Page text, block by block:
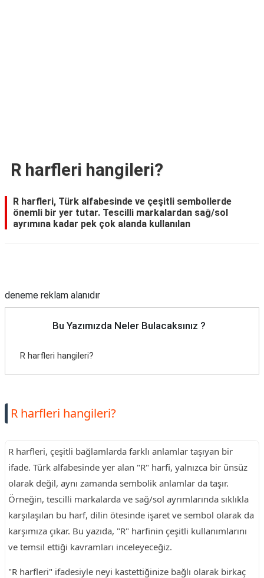
R harfleri hangileri?
R harfleri, Türk alfabesinde ve çeşitli sembollerde
önemli bir yer tutar. Tescilli markalardan sağ/sol
ayrımına kadar pek çok alanda kullanılan
deneme reklam alanıdır
Bu Yazımızda Neler Bulacaksınız ?
R harfleri hangileri?
R harfleri hangileri?
R harfleri, çeşitli bağlamlarda farklı anlamlar taşıyan bir
ifade. Türk alfabesinde yer alan "R" harfi, yalnızca bir ünsüz
olarak değil, aynı zamanda sembolik anlamlar da taşır.
Örneğin, tescilli markalarda ve sağ/sol ayrımlarında sıklıkla
karşılaşılan bu harf, dilin ötesinde işaret ve sembol olarak da
karşımıza çıkar. Bu yazıda, "R" harfinin çeşitli kullanımlarını
ve temsil ettiği kavramları inceleyeceğiz.
"R harfleri" ifadesiyle neyi kastettiğinize bağlı olarak birkaç